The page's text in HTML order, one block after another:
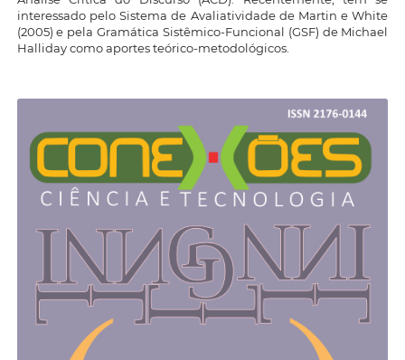
interessado pelo Sistema de Avaliatividade de Martin e White
(2005) e pela Gramática Sistêmico-Funcional (GSF) de Michael
Halliday como aportes teórico-metodológicos.